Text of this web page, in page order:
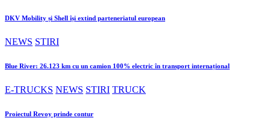
DKV Mobility și Shell își extind parteneriatul european
NEWS STIRI
Blue River: 26.123 km cu un camion 100% electric în transport internațional
E-TRUCKS NEWS STIRI TRUCK
Proiectul Revoy prinde contur